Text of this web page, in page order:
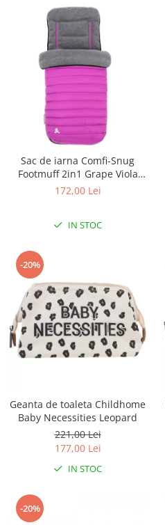
Sac de iarna Comfi-Snug
Footmuff 2in1 Grape Viola
843633
172,00 Lei
IN STOC
-20%
Geanta de toaleta Childhome
Baby Necessities Leopard
221,00 Lei
177,00 Lei
IN STOC
-20%